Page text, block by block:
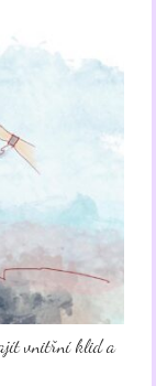
vnitřní klid a